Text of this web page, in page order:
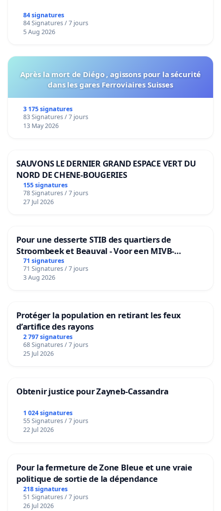
84 signatures
84 Signatures / 7 jours
5 Aug 2026
Après la mort de Diégo , agissons pour la sécurité
dans les gares Ferroviaires Suisses
3 175 signatures
83 Signatures / 7 jours
13 May 2026
SAUVONS LE DERNIER GRAND ESPACE VERT DU
NORD DE CHENE-BOUGERIES
155 signatures
78 Signatures / 7 jours
27 Jul 2026
Pour une desserte STIB des quartiers de
Stroombeek et Beauval - Voor een MIVB-
bediening van de wijken Strombeek en Het
Voor
71 signatures
71 Signatures / 7 jours
3 Aug 2026
Protéger la population en retirant les feux
d’artifice des rayons
2 797 signatures
68 Signatures / 7 jours
25 Jul 2026
Obtenir justice pour Zayneb-Cassandra
1 024 signatures
55 Signatures / 7 jours
22 Jul 2026
Pour la fermeture de Zone Bleue et une vraie
politique de sortie de la dépendance
218 signatures
51 Signatures / 7 jours
26 Jul 2026